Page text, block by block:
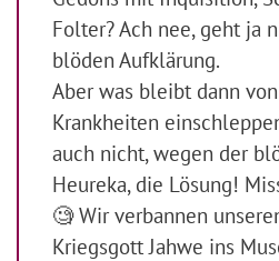
Folter? Ach nee, geht ja
blöden Aufklärung.
Aber was bleibt dann
Krankheiten
auch nicht, wegen der
Heureka, die Lösung!
🧐 Wir verbannen
Kriegsgott Jahwe ins